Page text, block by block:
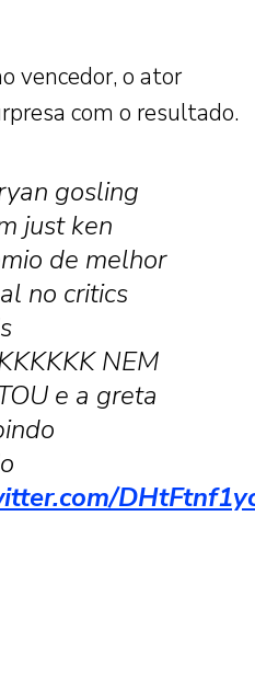
vencedor, o ator
com o resultado.
gosling
just ken
de melhor
no critics
NEM
e a greta